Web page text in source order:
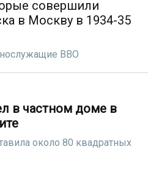
совершили
в Москву в 1934-35
ВВО
в частном доме в
около 80 квадратных